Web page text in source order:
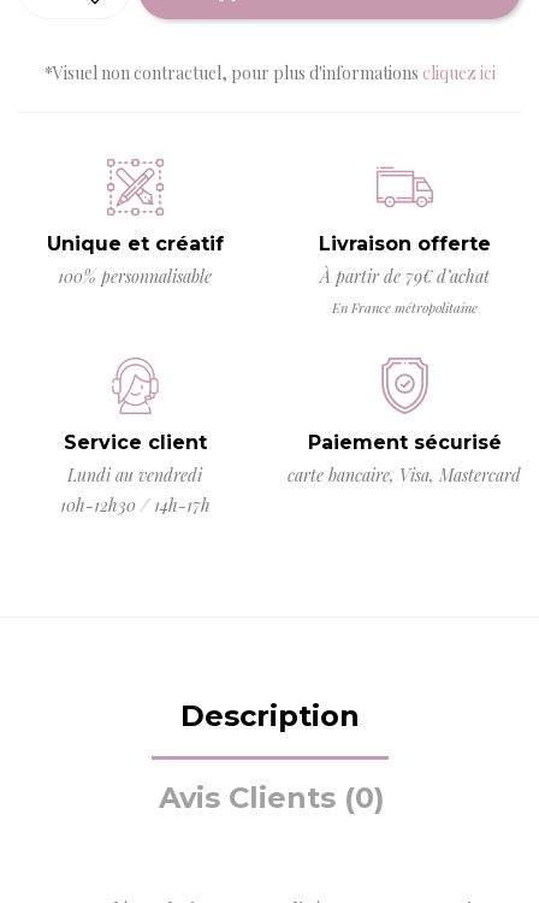
*Visuel non contractuel, pour plus d'informations cliquez ici
Unique et créatif
100% personnalisable
Livraison offerte
À partir de 79€ d’achat
En France métropolitaine
Service client
Lundi au vendredi
10h-12h30 / 14h-17h
Paiement sécurisé
carte bancaire, Visa, Mastercard
Description
Avis Clients (0)